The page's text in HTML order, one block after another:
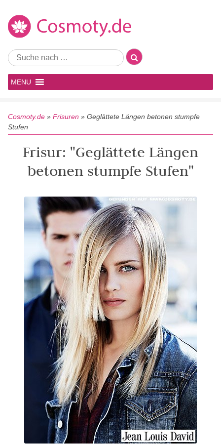
MENU
Cosmoty.de » Frisuren » Geglättete Längen betonen stumpfe
Stufen
Frisur: "Geglättete Längen
betonen stumpfe Stufen"